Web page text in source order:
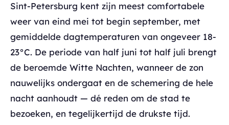
Sint-Petersburg kent zijn meest comfortabele
weer van eind mei tot begin september, met
gemiddelde dagtemperaturen van ongeveer 18-
23°C. De periode van half juni tot half juli brengt
de beroemde Witte Nachten, wanneer de zon
nauwelijks ondergaat en de schemering de hele
nacht aanhoudt — dé reden om de stad te
bezoeken, en tegelijkertijd de drukste tijd.